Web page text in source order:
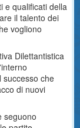
e qualificati della
il talento dei
vogliono
Dilettantistica
successo che
di nuovi
seguono